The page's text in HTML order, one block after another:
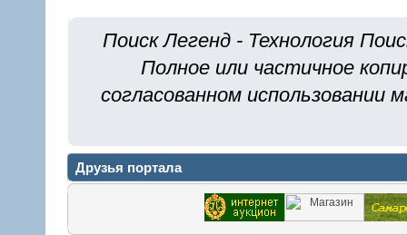
Поиск Легенд - Технология
Полное или частичное
согласованном использовании
Друзья портала